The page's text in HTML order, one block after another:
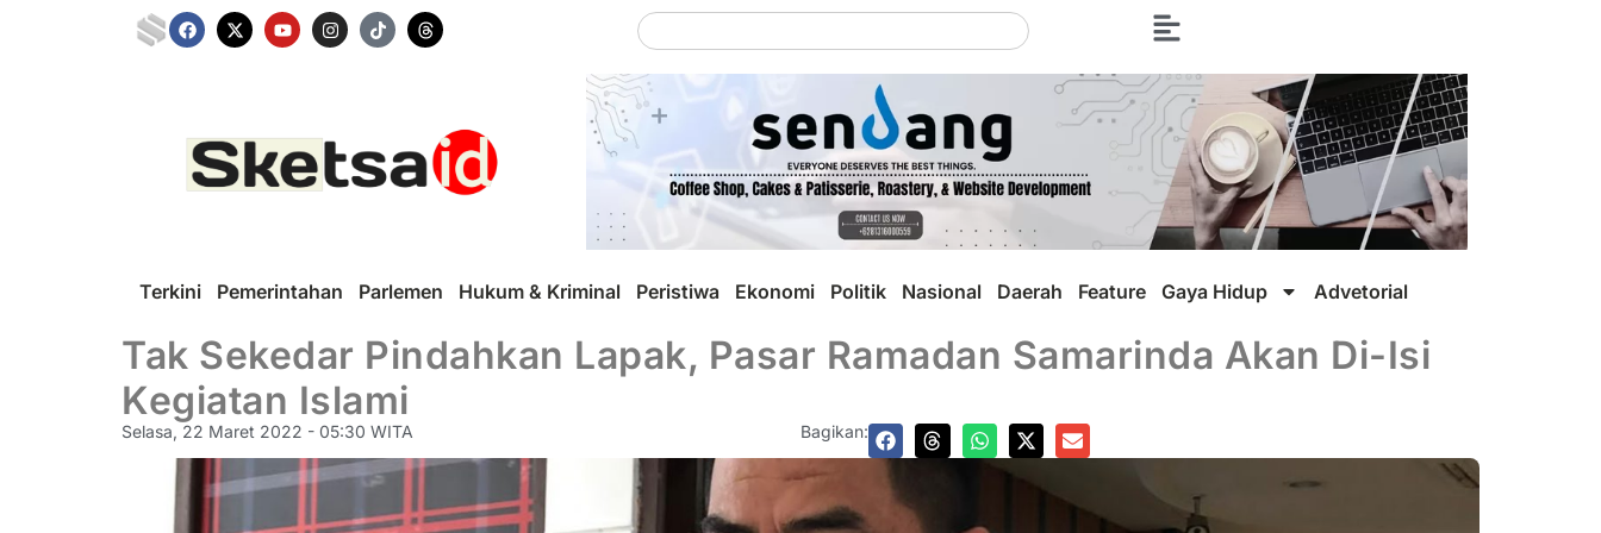
Terkini Pemerintahan Parlemen Hukum & Kriminal Peristiwa Ekonomi Politik Nasional Daerah Feature Gaya Hidup Advetorial
Tak Sekedar Pindahkan Lapak, Pasar Ramadan Samarinda Akan Di-Isi
Kegiatan Islami
Selasa, 22 Maret 2022 - 05:30 WITA Bagikan: